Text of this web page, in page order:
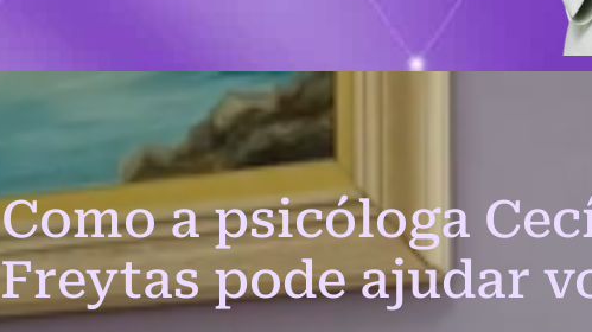
Como a psicóloga
Freytas pode ajudar